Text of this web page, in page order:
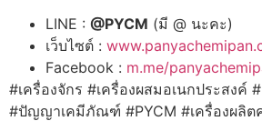
LINE : @PYCM (มี @ นะคะ)
เว็บไซต์ :
Facebook : m.me/
#เครื่องจักร #เครื่องผสมอเนกประสงค์
#ปัญญาเคมีภัณฑ์ #PYCM #เครื่องผลิต